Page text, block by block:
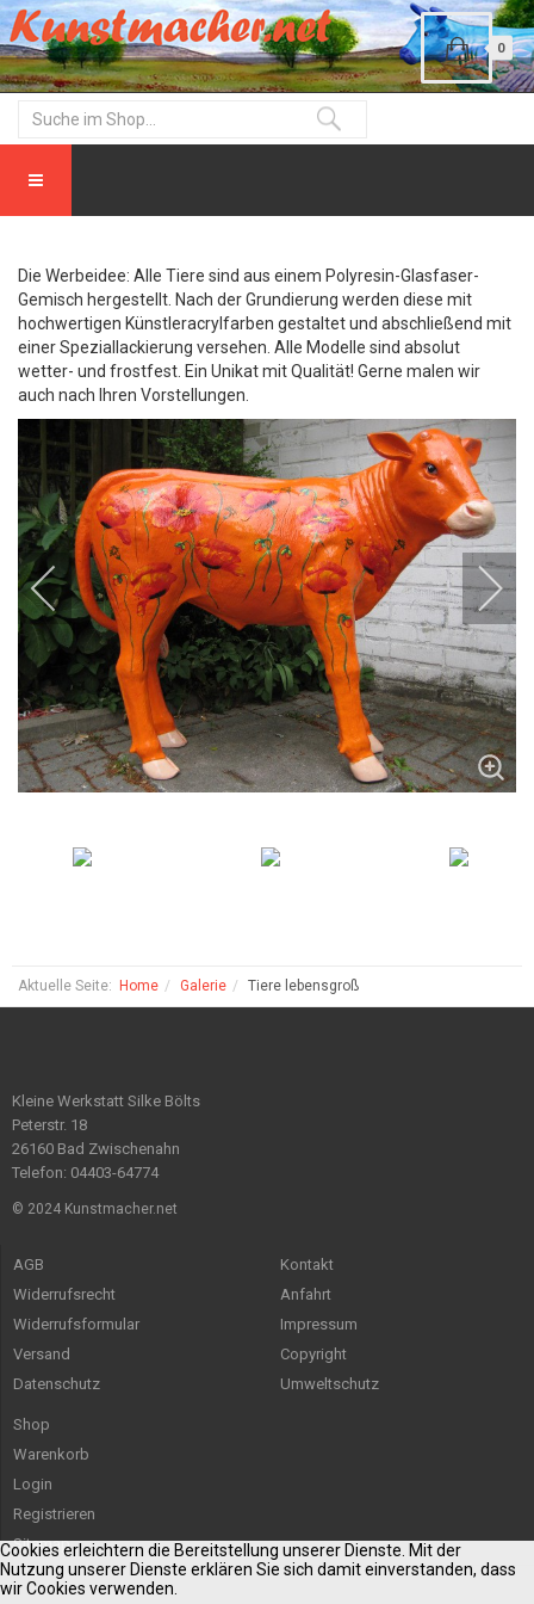
0
Die Werbeidee: Alle Tiere sind aus einem Polyresin-Glasfaser-
Gemisch hergestellt. Nach der Grundierung werden diese mit
hochwertigen Künstleracrylfarben gestaltet und abschließend mit
einer Speziallackierung versehen. Alle Modelle sind absolut
wetter- und frostfest. Ein Unikat mit Qualität! Gerne malen wir
auch nach Ihren Vorstellungen.
Aktuelle Seite: Home Galerie Tiere lebensgroß
Kleine Werkstatt Silke Bölts
Peterstr. 18
26160 Bad Zwischenahn
Telefon: 04403-64774
© 2024 Kunstmacher.net
AGB
Widerrufsrecht
Widerrufsformular
Versand
Datenschutz
Kontakt
Anfahrt
Impressum
Copyright
Umweltschutz
Shop
Warenkorb
Login
Registrieren
Sitemap
Cookies erleichtern die Bereitstellung unserer Dienste. Mit der
Nutzung unserer Dienste erklären Sie sich damit einverstanden, dass
wir Cookies verwenden.